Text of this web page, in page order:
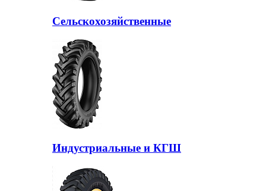
Сельскохозяйственные
Индустриальные и КГШ